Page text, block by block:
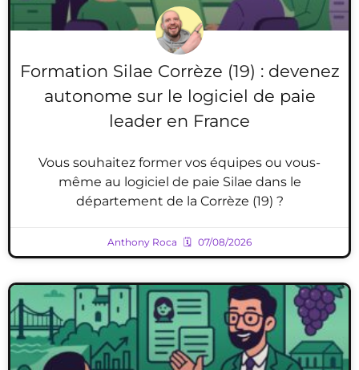
Formation Silae Corrèze (19) : devenez
autonome sur le logiciel de paie
leader en France
Vous souhaitez former vos équipes ou vous-
même au logiciel de paie Silae dans le
département de la Corrèze (19) ?
Anthony Roca 07/08/2026